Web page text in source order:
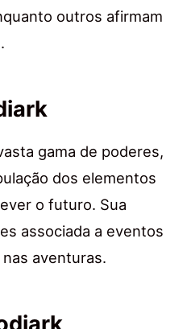
outros afirmam
gama de poderes,
dos elementos
o futuro. Sua
associada a eventos
aventuras.